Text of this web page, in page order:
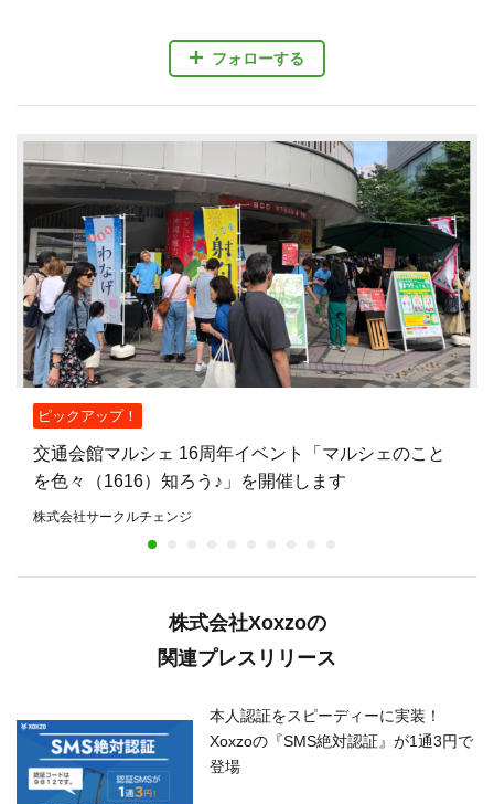
フォローする
ピックアップ！
交通会館マルシェ 16周年イベント「マルシェのこと
を色々（1616）知ろう♪」を開催します
株式会社サークルチェンジ
株式会社Xoxzoの
関連プレスリリース
本人認証をスピーディーに実装！
Xoxzoの『SMS絶対認証』が1通3円で
登場